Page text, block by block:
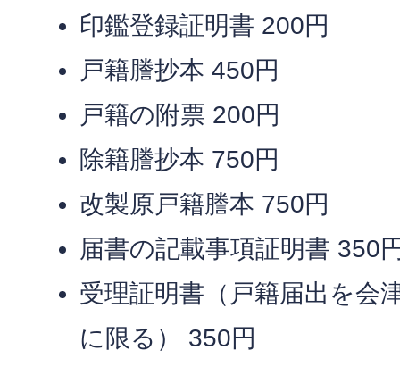
印鑑登録証明書 200円
戸籍謄抄本 450円
戸籍の附票 200円
除籍謄抄本 750円
改製原戸籍謄本 750円
届書の記載事項証明書 350
受理証明書（戸籍届出を会
に限る） 350円